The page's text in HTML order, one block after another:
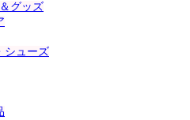
グッズ
シューズ